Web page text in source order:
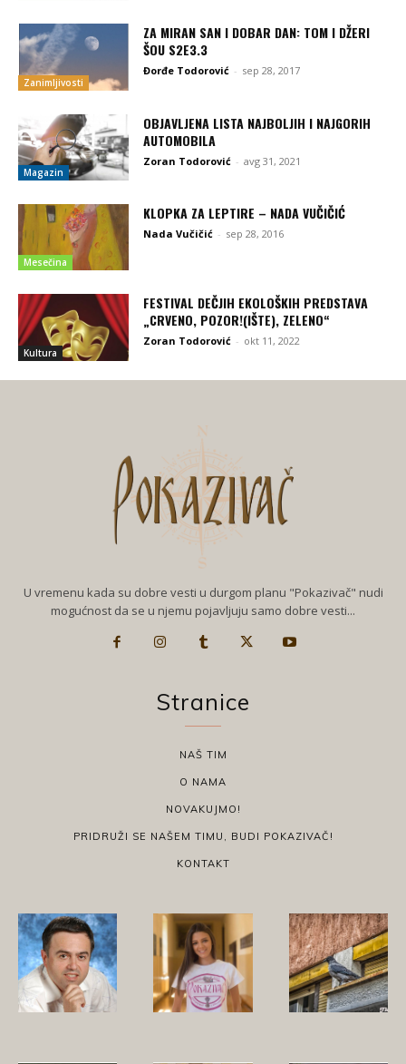
Zanimljivosti
ZA MIRAN SAN I DOBAR DAN: TOM I DŽERI
ŠOU S2E3.3
Đorđe Todorović - sep 28, 2017
Magazin
OBJAVLJENA LISTA NAJBOLJIH I NAJGORIH
AUTOMOBILA
Zoran Todorović - avg 31, 2021
Mesečina
KLOPKA ZA LEPTIRE – NADA VUČIČIĆ
Nada Vučičić - sep 28, 2016
Kultura
FESTIVAL DEČJIH EKOLOŠKIH PREDSTAVA
„CRVENO, POZOR!(IŠTE), ZELENO“
Zoran Todorović - okt 11, 2022
U vremenu kada su dobre vesti u durgom planu "Pokazivač" nudi
mogućnost da se u njemu pojavljuju samo dobre vesti...
Stranice
NAŠ TIM
O NAMA
NOVAKUJMO!
PRIDRUŽI SE NAŠEM TIMU, BUDI POKAZIVAČ!
KONTAKT